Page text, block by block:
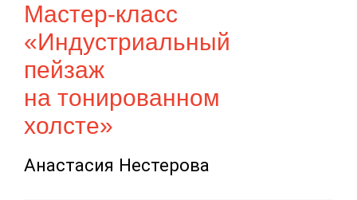
Мастер-класс
«Индустриальный
пейзаж
на тонированном
холсте»
Анастасия Нестерова